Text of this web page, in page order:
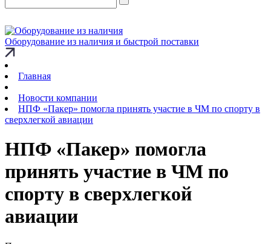
Оборудование из наличия и быстрой поставки
Главная
Новости компании
НПФ «Пакер» помогла принять участие в ЧМ по спорту в
сверхлегкой авиации
НПФ «Пакер» помогла
принять участие в ЧМ по
спорту в сверхлегкой
авиации